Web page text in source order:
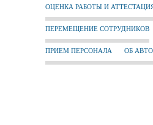
ОЦЕНКА РАБОТЫ И
ПЕРЕМЕЩЕНИЕ СОТРУДНИКОВ
ПРИЕМ ПЕРСОНАЛА ОБ